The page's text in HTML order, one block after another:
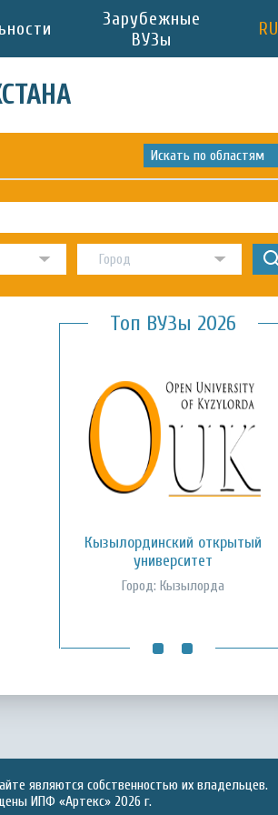
Зарубежные
ВУЗы
RU
Искать по областям
Топ ВУЗы 2026
Кызылординский открытый
университет
Город: Кызылорда
Международный казахско-
турецкий университет им.
Х.А. Ясави
являются собственностью их владельцев.
ИПФ «Артекс» 2026 г.